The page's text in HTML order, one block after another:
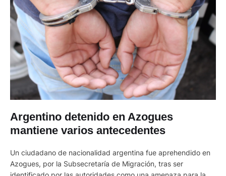
Argentino detenido en Azogues
mantiene varios antecedentes
Un ciudadano de nacionalidad argentina fue aprehendido en
Azogues, por la Subsecretaría de Migración, tras ser